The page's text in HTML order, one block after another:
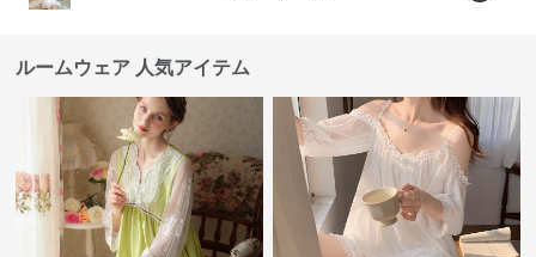
ルームウェア 人気アイテム